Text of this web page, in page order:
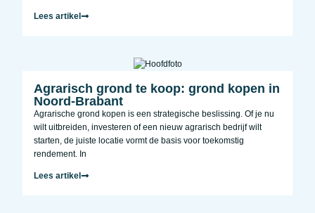
Lees artikel
Agrarisch grond te koop: grond kopen in
Noord-Brabant
Agrarische grond kopen is een strategische beslissing. Of je nu
wilt uitbreiden, investeren of een nieuw agrarisch bedrijf wilt
starten, de juiste locatie vormt de basis voor toekomstig
rendement. In
Lees artikel